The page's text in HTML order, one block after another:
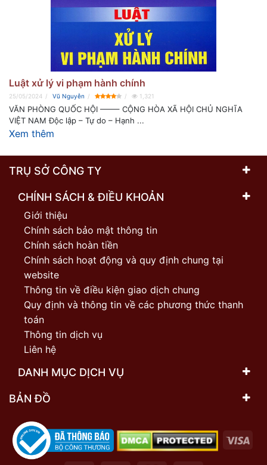
Luật xử lý vi phạm hành chính
25/05/2024 Vũ Nguyễn 1,321
VĂN PHÒNG QUỐC HỘI ——– CỘNG HÒA XÃ HỘI CHỦ NGHĨA
VIỆT NAM Độc lập – Tự do – Hạnh ...
Xem thêm
TRỤ SỞ CÔNG TY
CHÍNH SÁCH & ĐIỀU KHOẢN
Giới thiệu
Chính sách bảo mật thông tin
Chính sách hoàn tiền
Chính sách hoạt động và quy định chung tại
website
Thông tin về điều kiện giao dịch chung
Quy định và thông tin về các phương thức thanh
toán
Thông tin dịch vụ
Liên hệ
DANH MỤC DỊCH VỤ
BẢN ĐỒ